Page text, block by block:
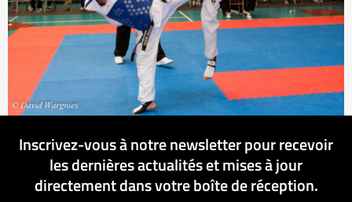
Inscrivez-vous à notre newsletter pour recevoir
les dernières actualités et mises à jour
directement dans votre boîte de réception.